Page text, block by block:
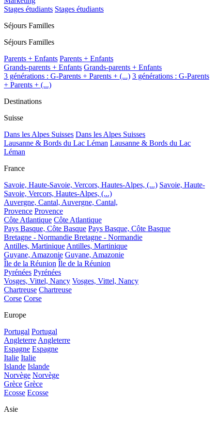
Stages étudiants Stages étudiants
Séjours Familles
Séjours Familles
Parents + Enfants Parents + Enfants
Grands-parents + Enfants Grands-parents + Enfants
3 générations : G-Parents + Parents + (...) 3 générations : G-Parents
+ Parents + (...)
Destinations
Suisse
Dans les Alpes Suisses Dans les Alpes Suisses
Lausanne & Bords du Lac Léman Lausanne & Bords du Lac
Léman
France
Savoie, Haute-Savoie, Vercors, Hautes-Alpes, (...) Savoie, Haute-
Savoie, Vercors, Hautes-Alpes, (...)
Auvergne, Cantal, Auvergne, Cantal,
Provence Provence
Côte Atlantique Côte Atlantique
Pays Basque, Côte Basque Pays Basque, Côte Basque
Bretagne - Normandie Bretagne - Normandie
Antilles, MartiniqueAntilles, Martinique
Guyane, Amazonie Guyane, Amazonie
Île de la Réunion Île de la Réunion
Pyrénées Pyrénées
Vosges, Vittel, Nancy Vosges, Vittel, Nancy
Chartreuse Chartreuse
Corse Corse
Europe
Portugal Portugal
AngleterreAngleterre
Espagne Espagne
Italie Italie
Islande Islande
Norvège Norvège
Grèce Grèce
Ecosse Ecosse
Asie